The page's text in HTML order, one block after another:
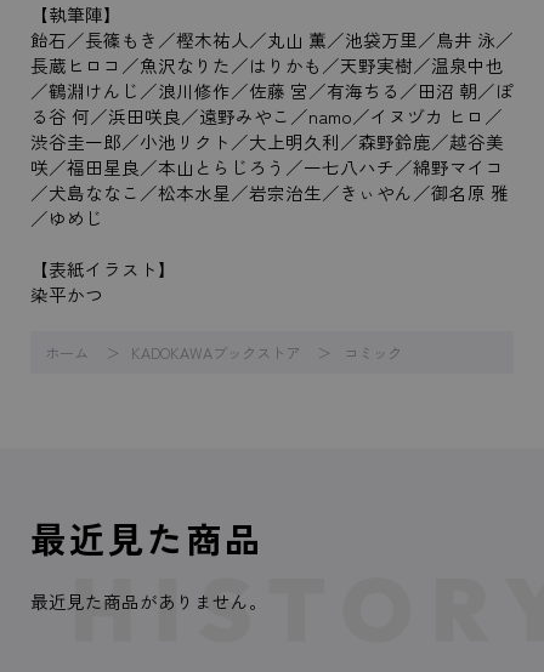
【執筆陣】
飴石／長篠もき／樫木祐人／丸山 薫／池袋万里／鳥井 泳／
長蔵ヒロコ／魚沢なりた／はりかも／天野実樹／温泉中也
／鶴淵けんじ／浪川修作／佐藤 宮／有海ちる／田沼 朝／ぽ
る谷 何／浜田咲良／遠野みやこ／namo／イヌヅカ ヒロ／
渋谷圭一郎／小池リクト／大上明久利／森野鈴鹿／越谷美
咲／福田星良／本山とらじろう／一七八ハチ／綿野マイコ
／犬島ななこ／松本水星／岩宗治生／きぃやん／御名原 雅
／ゆめじ
【表紙イラスト】
染平かつ
ホーム KADOKAWAブックストア コミック
最近見た商品
最近見た商品がありません。